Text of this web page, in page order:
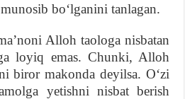
boʻlganini tanlagan.
Alloh taologa nisbatan
loyiq emas. Chunki, Alloh
biror makonda deyilsa. Oʻzi
yetishni nisbat berish